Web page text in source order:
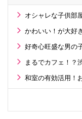
オシャレな子供部
かわいい！が大好
好奇心旺盛な男の
まるでカフェ！？
和室の有効活用！